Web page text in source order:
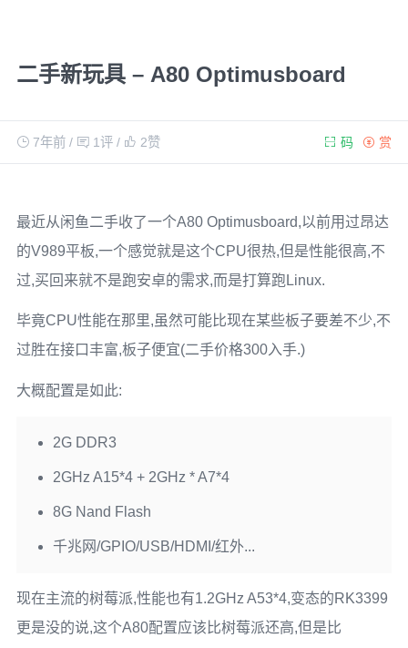
二手新玩具 – A80 Optimusboard
7年前/ 1评/ 2赞 赏
码
最近从闲鱼二手收了一个A80 Optimusboard,以前用过昂达
的V989平板,一个感觉就是这个CPU很热,但是性能很高,不
过,买回来就不是跑安卓的需求,而是打算跑Linux.
毕竟CPU性能在那里,虽然可能比现在某些板子要差不少,不
过胜在接口丰富,板子便宜(二手价格300入手.)
大概配置是如此:
2G DDR3
2GHz A15*4 + 2GHz * A7*4
8G Nand Flash
千兆网/GPIO/USB/HDMI/红外...
现在主流的树莓派,性能也有1.2GHz A53*4,变态的RK3399
更是没的说,这个A80配置应该比树莓派还高,但是比